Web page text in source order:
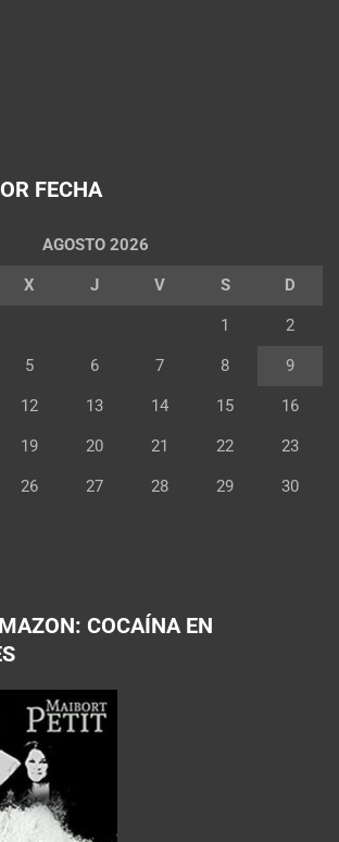
FECHA
AGOSTO 2026
X J V S D
1 2
5 6 7 8 9
12 13 14 15 16
19 20 21 22 23
26 27 28 29 30
COCAÍNA EN